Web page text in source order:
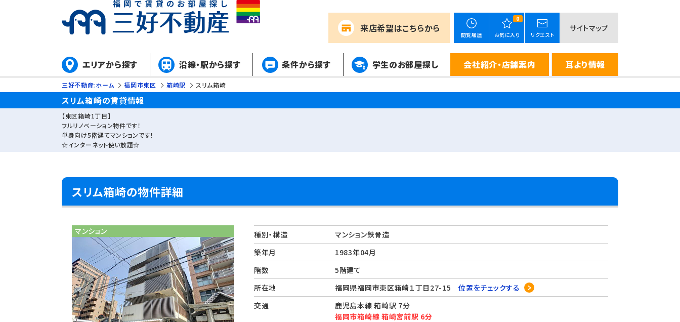
来店希望はこちらから
閲覧履歴
0
お気に入り リクエスト
サイトマップ
エリアから探す 沿線・駅から探す 条件から探す 学生のお部屋探し 会社紹介・店舗案内 耳より情報
三好不動産:ホーム 福岡市東区 箱崎駅 スリム箱崎
スリム箱崎の賃貸情報
【東区箱崎1丁目】
フルリノベーション物件です！
単身向け5階建てマンションです！
☆インターネット使い放題☆
スリム箱崎の物件詳細
マンション 種別・構造
マンション鉄骨造
築年月
1983年04月
階数
5階建て
所在地
福岡県福岡市東区箱崎１丁目27-15位置をチェックする
交通
鹿児島本線 箱崎駅 7分
福岡市箱崎線 箱崎宮前駅 6分